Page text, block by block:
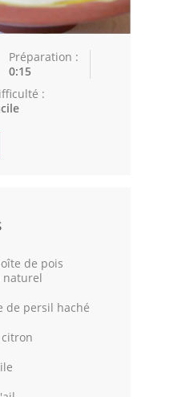
Préparation :
0:15
:
de pois
naturel
de persil haché